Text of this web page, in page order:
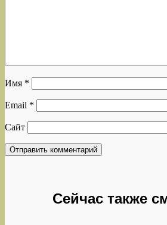
Имя *
Email *
Сайт
Сейчас также